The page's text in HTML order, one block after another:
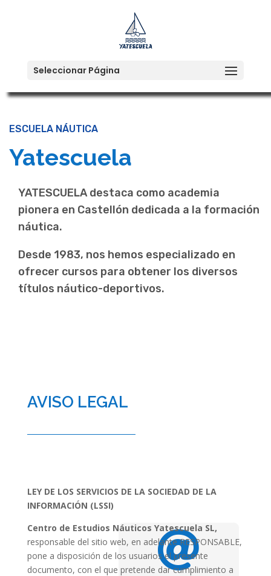
Seleccionar Página
ESCUELA NÁUTICA
Yatescuela
YATESCUELA destaca como academia
pionera en Castellón dedicada a la formación
náutica.
Desde 1983, nos hemos especializado en
ofrecer cursos para obtener los diversos
títulos náutico-deportivos.

AVISO LEGAL
LEY DE LOS SERVICIOS DE LA SOCIEDAD DE LA
INFORMACIÓN (LSSI)
Centro de Estudios Náuticos Yatescuela SL,
responsable del sitio web, en adelante RESPONSABLE,
pone a disposición de los usuarios el presente
documento, con el que pretende dar cumplimiento a